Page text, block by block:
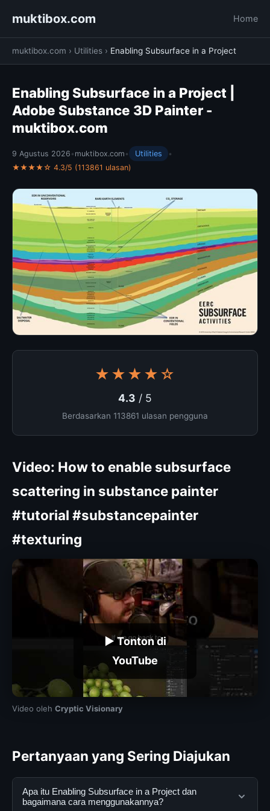
muktibox.com Home
muktibox.com › Utilities › Enabling Subsurface in a Project
Enabling Subsurface in a Project |
Adobe Substance 3D Painter -
muktibox.com
9 Agustus 2026 • muktibox.com • Utilities
•
★★★★☆ 4.3/5 (113861 ulasan)
★★★★☆
4.3 / 5
Berdasarkan 113861 ulasan pengguna
Video: How to enable subsurface
scattering in substance painter
#tutorial #substancepainter
#texturing
▶ Tonton di
YouTube
Video oleh Cryptic Visionary
Pertanyaan yang Sering Diajukan
Apa itu Enabling Subsurface in a Project dan
bagaimana cara menggunakannya?